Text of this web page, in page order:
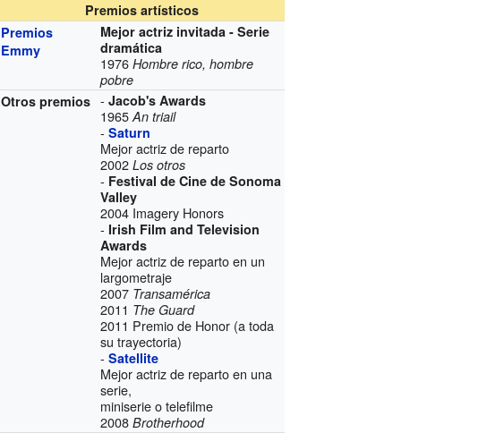
Premios artísticos
Premios
Emmy
Mejor actriz invitada - Serie
dramática
1976Hombre rico, hombre
pobre
Otros premios -Jacob's Awards
1965An triail
-Saturn
Mejor actriz de reparto
2002Los otros
- Festival de Cine de Sonoma
Valley
2004 Imagery Honors
- Irish Film and Television
Awards
Mejor actriz de reparto en un
largometraje
2007 Transamérica
2011 The Guard
2011 Premio de Honor (a toda
su trayectoria)
-Satellite
Mejor actriz de reparto en una
serie,
miniserie o telefilme
2008Brotherhood